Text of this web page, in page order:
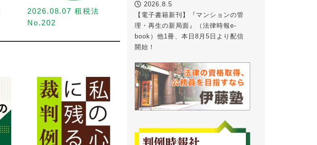
2026.08.07 租税法
No.202
2026.8.5
【電子書籍新刊】『マンションの管
理・再生の新局面』（法律時報e-
book）他1冊、本日8月5日より配信
開始！